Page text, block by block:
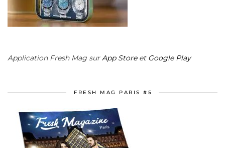
Application Fresh Mag surApp Storeet Google Play
FRESH MAG PARIS #5